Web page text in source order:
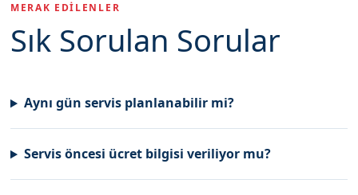
MERAK EDILENLER
Sık Sorulan Sorular
Aynı gün servis planlanabilir mi?
Servis öncesi ücret bilgisi veriliyor mu?